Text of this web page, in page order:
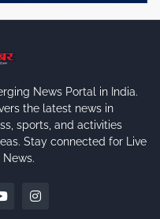
News Portal in India.
the latest news in
sports, and activities
Stay connected for Live